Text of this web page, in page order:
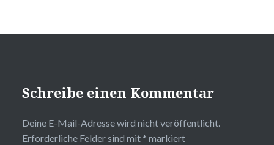
Schreibe einen Kommentar
Deine E-Mail-Adresse wird nicht veröffentlicht.
Erforderliche Felder sind mit * markiert